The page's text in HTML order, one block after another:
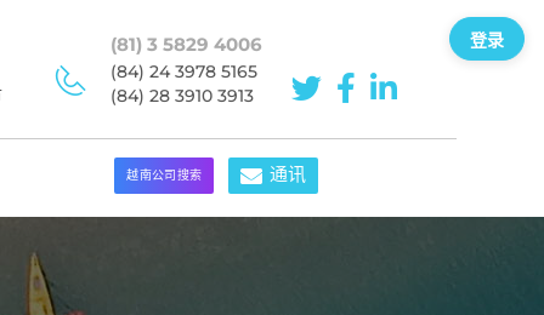
(81) 3 5829 4006
(84) 24 3978 5165
(84) 28 3910 3913
越南公司搜索 通讯
登录